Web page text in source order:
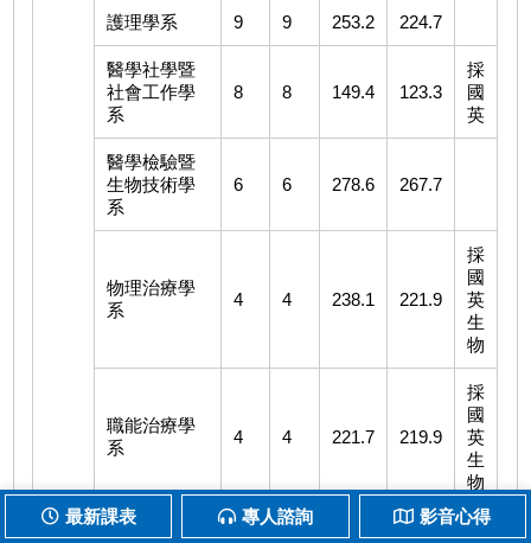
最新課表 專人諮詢 影音心得
護理學系 9 9 253.2 224.7
醫學社學暨
社會工作學
系
8 8 149.4 123.3
採
國
英
醫學檢驗暨
生物技術學
系
6 6 278.6 267.7
物理治療學
系
4 4 238.1 221.9
採
國
英
生
物
職能治療學
系
4 4 221.7 219.9
採
國
英
生
物
語言治療與